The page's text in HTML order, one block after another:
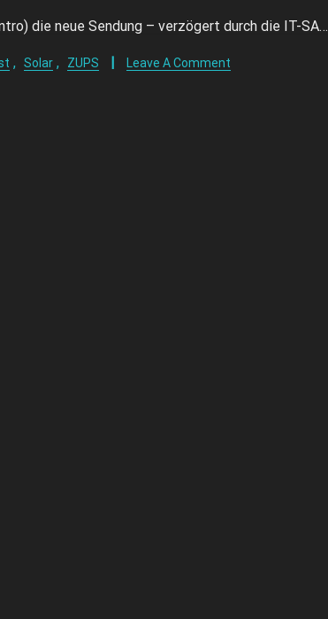
die neue Sendung – verzögert durch die IT-SA…
, Solar , ZUPS Leave A Comment